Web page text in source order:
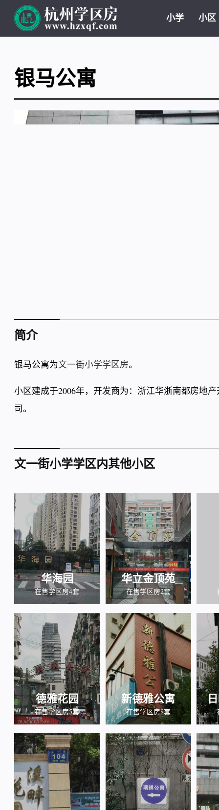
小学 小区
银马公寓
简介
银马公寓为文一街小学学区房。
小区建成于2006年，开发商为：浙江华浙南都房地
司。
文一街小学学区内其他小区
华海园
在售学区房4套
华立金顶苑
在售学区房2套
德雅花园
在售学区房5套
新德雅公寓
在售学区房8套